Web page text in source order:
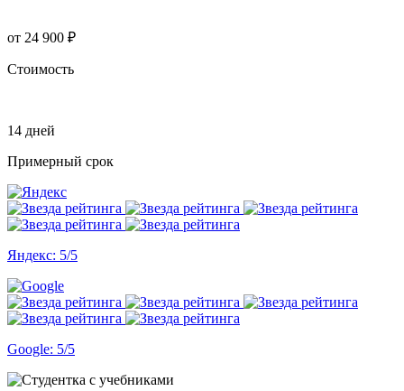
от 24 900 ₽
Стоимость
14 дней
Примерный срок
Яндекс: 5/5
Google: 5/5